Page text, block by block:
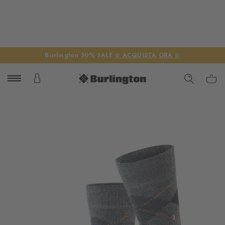
Burlington 50% SALE ☆ ACQUISTA ORA ☆